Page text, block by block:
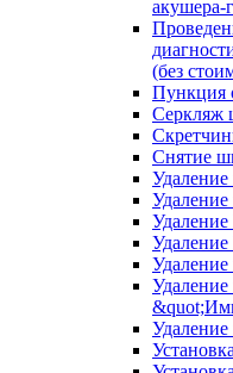
акушера-
(без
Пункция
Серкляж
Снятие
Удаление
Удаление
Удаление